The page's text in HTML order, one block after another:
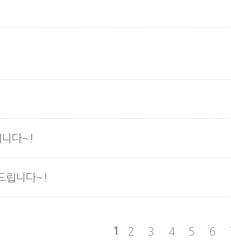
니다~!
립니다~!
1 2 3 4 5 6